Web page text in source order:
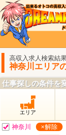
高収入求人検索結
神奈川エリア
仕事探しの条件を
エリア
神奈川
×解除